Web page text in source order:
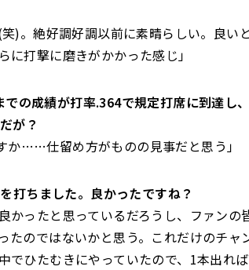
)。絶好調好調以前に素晴らしい。良い
打撃に磨きがかかった感じ」
での成績が打率.364で規定打席に到達し
が？
か……仕留め方がものの見事だと思う」
打ちました。良かったですね？
かったと思っているだろうし、ファンの
たのではないかと思う。これだけのチャ
でひたむきにやっていたので、1本出れ